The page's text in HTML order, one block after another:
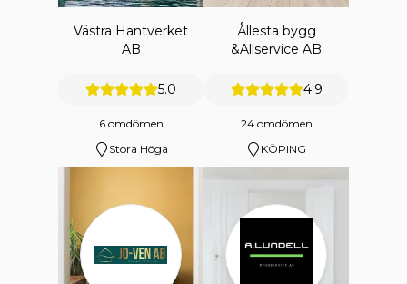
Västra Hantverket
AB
5.0
6 omdömen
Stora Höga
Ållesta bygg
&Allservice AB
4.9
24 omdömen
KÖPING